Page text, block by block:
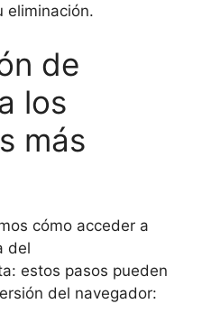
eliminación.
de
los
más
cómo acceder a
del
estos pasos pueden
del navegador: